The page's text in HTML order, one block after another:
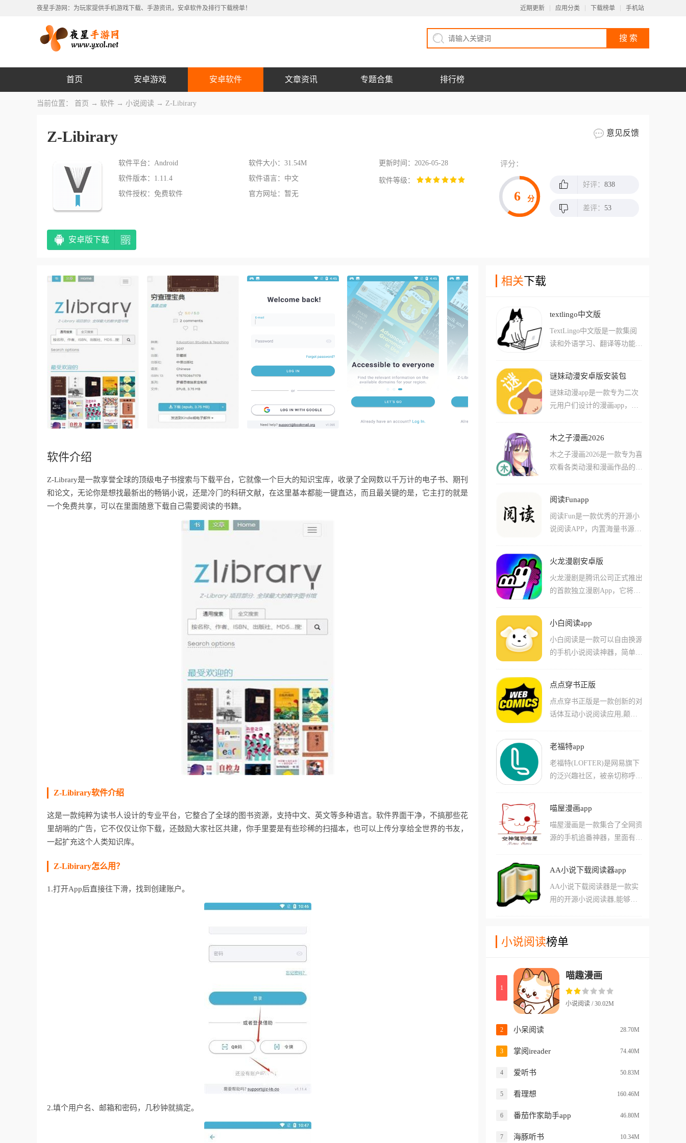
夜星手游网：为玩家提供手机游戏下载、手游资讯，安卓软件及排行下载榜单！ 近期更新 应用分类 下载榜单 手机站
首页 安卓游戏 安卓软件 文章资讯 专题合集 排行榜
当前位置： 首页 → 软件 → 小说阅读 → Z-Libirary
Z-Libirary 意见反馈
软件平台：Android 软件大小：31.54M
更新时间：2026-05-28
软件版本：1.11.4
软件语言：中文
软件等级：
软件授权：免费软件
官方网址：暂无
评分：
6 分
好评： 838
差评： 53
安卓版下载
软件介绍
Z-Library是一款享誉全球的顶级电子书搜索与下载平台，它就像一个巨大的知识宝库，收录了全网数以千万计的电子书、期刊
和论文，无论你是想找最新出的畅销小说，还是冷门的科研文献，在这里基本都能一键直达，而且最关键的是，它主打的就是
一个免费共享，可以在里面随意下载自己需要阅读的书籍。
Z-Libirary软件介绍
这是一款纯粹为读书人设计的专业平台，它整合了全球的图书资源，支持中文、英文等多种语言。软件界面干净，不搞那些花
里胡哨的广告，它不仅仅让你下载，还鼓励大家社区共建，你手里要是有些珍稀的扫描本，也可以上传分享给全世界的书友，
一起扩充这个人类知识库。
Z-Libirary怎么用？
1.打开App后直接往下滑，找到创建账户。
2.填个用户名、邮箱和密码，几秒钟就搞定。
相关下载
textlingo中文版
TextLingo中文版是一款集阅
读和外语学习、翻译等功能于
持中文、英语、日语等多种语
言,用户可以直接翻译各类小
说、文章,还可以添加闪卡来
边学外语的沉浸式阅读体验。
能推送提醒、语言识别与发
音、无缝同步等功能,支持UR
SRT等不同格式,可以自动翻译
谜妹动漫安卓版安装包
谜妹动漫app是一款专为二次
元用户们设计的漫画app，在
观看动画的界面，还能够挑选
软件中推荐的各种热门动漫作
品。在这款游戏中还有不少非
节字体的大小颜色等等！在这
化能力，包括自动跳过片头片
尾，自动播放下一集等等，让
木之子漫画2026
木之子漫画2026是一款专为喜
欢看各类动漫和漫画作品的用
漫画资源直接观看，也能欧体
验到随便切换不同屏幕显示模
式播放的便捷。软件中的各种
和中文字幕处理，让用户们看
定期放出一些优质的动漫作品
合集，让用户们不至于无番可
阅读Funapp
阅读Fun是一款优秀的开源小
说阅读APP，内置海量书源，
网站的阅读资源，让用户随时
追更热门小说。支持自定义字
体大小、背景颜色和自动翻页
需输入小说名称或关键词，即
捷高效。书籍阅读记录会云同
步加载，不用担心忘记阅读进
求。
火龙漫剧安卓版
火龙漫剧是腾讯公司正式推出
的首款独立漫剧App，它将传
化成了一种单集仅1-3分钟的
漫剧，它依托腾讯庞大的IP
库，主打一个全场免费爽看，
前放空，它都是极佳的休闲伴
剧压力。
小白阅读app
小白阅读是一款可以自由换源
的手机小说阅读神器，简单来
更、乱码或需要付费时，小白
阅读能帮你瞬间切换到其他优
质书源，它覆盖了玄幻、都
源，并且它自带强力广告拦
窗，给你一个真正的纯净阅
读。
点点穿书正版
点点穿书正版是一款创新的对
话体互动小说阅读应用,颠覆
用采用高自由度、多支线、多
结局的剧情设计,用户在阅读
过程中可以通过各种选项来决
情节之中。软件界面简洁易操
仙侠、都市、校园、玄幻、悬
疑等多种类型,满足不同读者
让用户可以为小说角色选择不
老福特app
老福特(LOFTER)是网易旗下
的泛兴趣社区，被亲切称呼为
学、时尚等20万+高热度兴趣
标签和1280万创作者，为用户
提供丰富而多元的兴趣内容。
视频等多种内容形态发布，用
也可以浏览海量图文作品。老
福特内置LOFTER市集功能，
买热门IP周边或定制照片书、
持跨平台多端使用，无论PC
端还是移动端都能随时随地记
录与分享。
喵屋漫画app
喵屋漫画是一款集合了全网资
源的手机追番神器，里面有着
作，这里都能观看，不仅能让
你看个痛快，还能让你在社区
里找到志同道合的漫友，一起
AA小说下载阅读器app
AA小说下载阅读器是一款实
用的开源小说阅读器,能够在
题材。软件支持导入本地TXT
乱码内容。特有的图像章节处
理技术能够流畅呈现GIF图片
章节,支持自动换行和缩放,减
少乱码错页等问题。软件体积
仅4.64M却功能全面,支持动态
荐、更新提醒等功能,是追求
小说阅读榜单
1
喵趣漫画
小说阅读 / 30.02M
2 小呆阅读 28.70M
3 掌阅ireader 74.40M
4 爱听书 50.83M
5 看理想 160.46M
6 番茄作家助手app 46.80M
7 海豚听书 10.34M